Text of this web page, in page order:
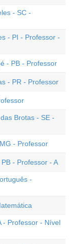
- SC -
- PI - Professor -
- PB - Professor
- PR - Professor
Brotas - SE -
- Professor
- Professor - A
-
- Professor - Nível